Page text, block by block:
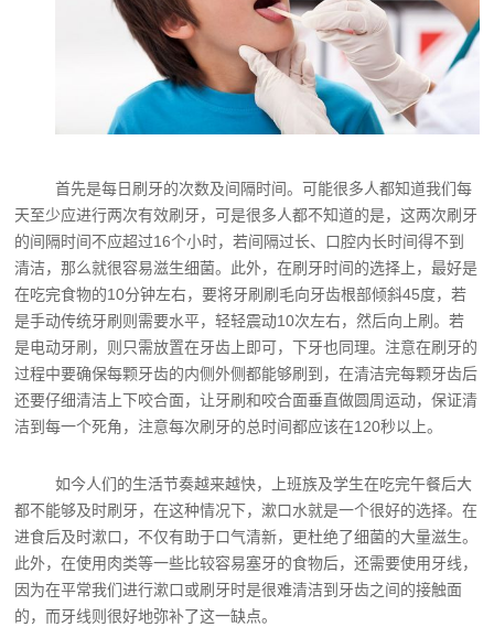
首先是每日刷牙的次数及间隔时间。可能很多人都知道我们每
天至少应进行两次有效刷牙，可是很多人都不知道的是，这两次刷牙
的间隔时间不应超过16个小时，若间隔过长、口腔内长时间得不到
清洁，那么就很容易滋生细菌。此外，在刷牙时间的选择上，最好是
在吃完食物的10分钟左右，要将牙刷刷毛向牙齿根部倾斜45度，若
是手动传统牙刷则需要水平，轻轻震动10次左右，然后向上刷。若
是电动牙刷，则只需放置在牙齿上即可，下牙也同理。注意在刷牙的
过程中要确保每颗牙齿的内侧外侧都能够刷到，在清洁完每颗牙齿后
还要仔细清洁上下咬合面，让牙刷和咬合面垂直做圆周运动，保证清
洁到每一个死角，注意每次刷牙的总时间都应该在120秒以上。
如今人们的生活节奏越来越快，上班族及学生在吃完午餐后大
都不能够及时刷牙，在这种情况下，漱口水就是一个很好的选择。在
进食后及时漱口，不仅有助于口气清新，更杜绝了细菌的大量滋生。
此外，在使用肉类等一些比较容易塞牙的食物后，还需要使用牙线，
因为在平常我们进行漱口或刷牙时是很难清洁到牙齿之间的接触面
的，而牙线则很好地弥补了这一缺点。